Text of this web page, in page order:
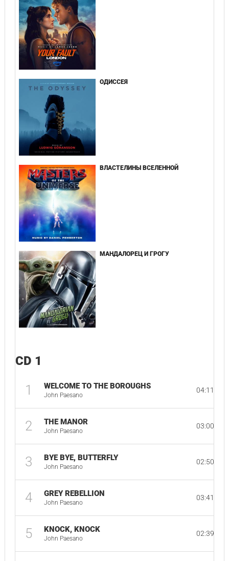
ОДИССЕЯ
ВЛАСТЕЛИНЫ ВСЕЛЕННОЙ
МАНДАЛОРЕЦ И ГРОГУ
CD 1
1 WELCOME TO THE BOROUGHS
John Paesano
04:11
2 THE MANOR
John Paesano
03:00
3 BYE BYE, BUTTERFLY
John Paesano
02:50
4 GREY REBELLION
John Paesano
03:41
5 KNOCK, KNOCK
John Paesano
02:39